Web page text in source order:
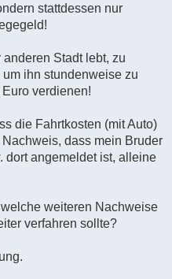
stattdessen nur
Stadt lebt, zu
um ihn stundenweise zu
verdienen!
die Fahrtkosten (mit Auto)
dass mein Bruder
dort angemeldet ist, alleine
weiteren Nachweise
verfahren sollte?